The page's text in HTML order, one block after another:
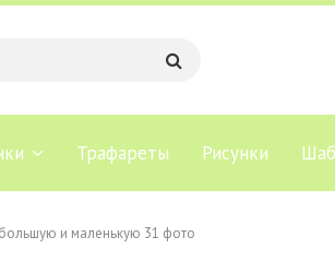
Трафареты Рисунки
и маленькую 31 фото